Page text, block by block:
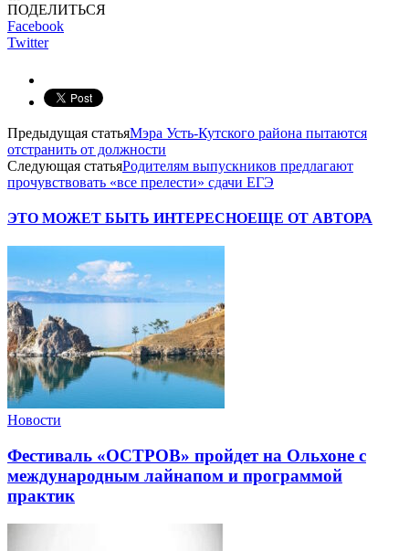
ПОДЕЛИТЬСЯ
Facebook
Twitter
Предыдущая статьяМэра Усть-Кутского района пытаются
отстранить от должности
Следующая статьяРодителям выпускников предлагают
прочувствовать «все прелести» сдачи ЕГЭ
ЭТО МОЖЕТ БЫТЬ ИНТЕРЕСНОЕЩЕ ОТ АВТОРА
Новости
Фестиваль «ОСТРОВ» пройдет на Ольхоне с
международным лайнапом и программой
практик